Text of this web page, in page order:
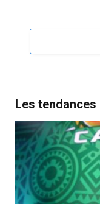
Les tendances